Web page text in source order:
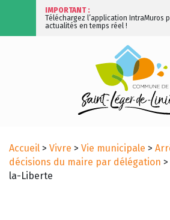
IMPORTANT :
Téléchargez l’application IntraMuros
actualités en temps réel !
Accueil > Vivre > Vie municipale >
décisions du maire par délégation >
la-Liberte